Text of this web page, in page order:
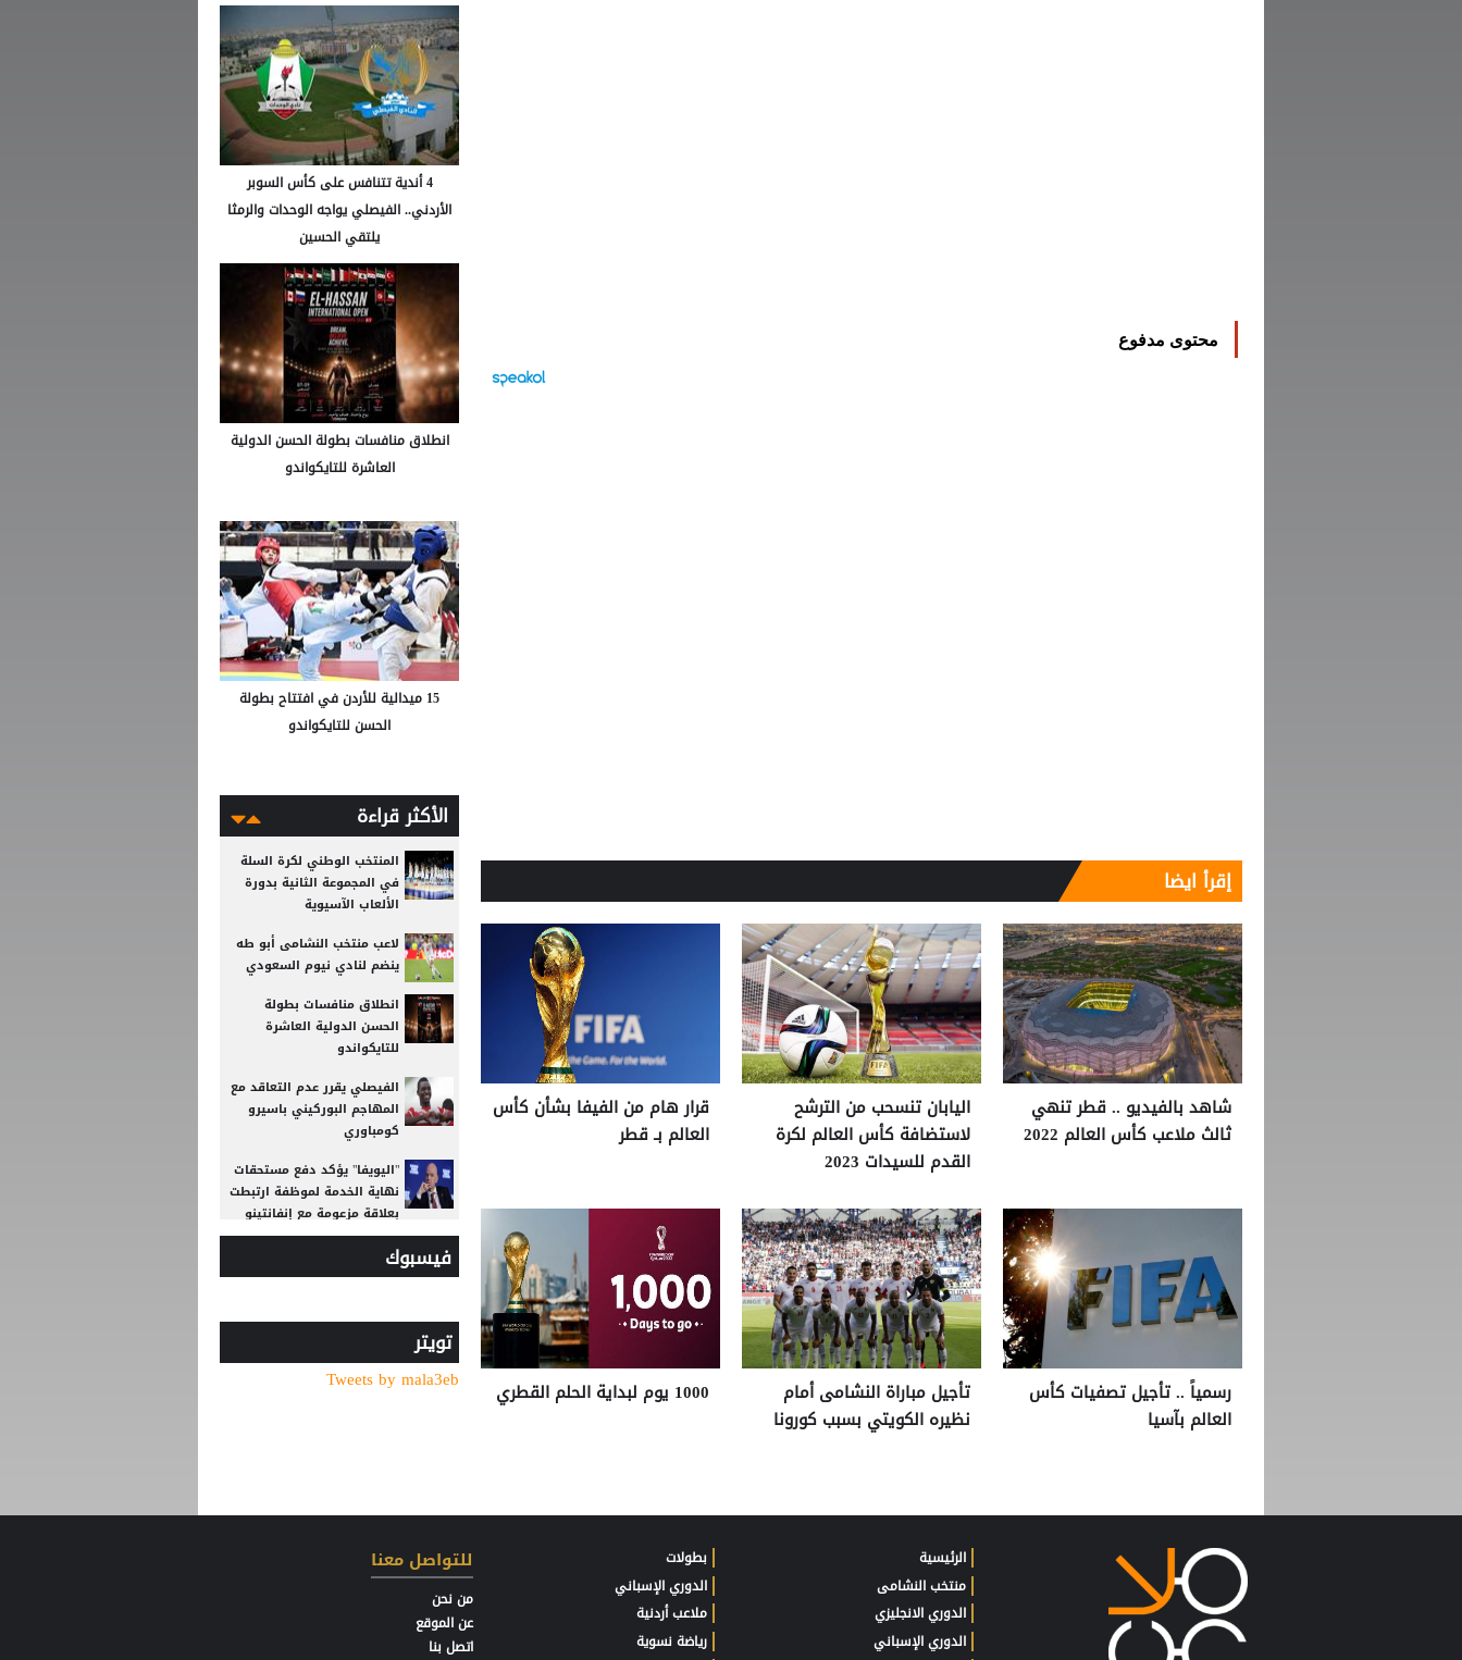
محتوى مدفوع
إقرأ ايضا
شاهد بالفيديو .. قطر تنهي
ثالث ملاعب كأس العالم 2022
اليابان تنسحب من الترشح
لاستضافة كأس العالم لكرة
القدم للسيدات 2023
قرار هام من الفيفا بشأن كأس
العالم بـ قطر
رسمياً .. تأجيل تصفيات كأس
العالم بآسيا
تأجيل مباراة النشامى أمام
نظيره الكويتي بسبب كورونا
1000 يوم لبداية الحلم القطري
4 أندية تتنافس على كأس السوبر
الأردني.. الفيصلي يواجه الوحدات والرمثا
يلتقي الحسين
انطلاق منافسات بطولة الحسن الدولية
العاشرة للتايكواندو
15 ميدالية للأردن في افتتاح بطولة
الحسن للتايكواندو
الأكثر قراءة
المنتخب الوطني لكرة السلة
في المجموعة الثانية بدورة
الألعاب الآسيوية
لاعب منتخب النشامى أبو طه
ينضم لنادي نيوم السعودي
انطلاق منافسات بطولة
الحسن الدولية العاشرة
للتايكواندو
الفيصلي يقرر عدم التعاقد مع
المهاجم البوركيني باسيرو
كومباوري
"اليويفا" يؤكد دفع مستحقات
نهاية الخدمة لموظفة ارتبطت
بعلاقة مزعومة مع إنفانتينو
مع انطلاق الموسم الكروي..
تطبيق تقنية حكم الفيديو
السوبر الأردني.. الفيصلي
يواجه الوحدات والرمثا يلتقي
فيسبوك
تويتر
Tweets by mala3eb
الرئيسية
منتخب النشامى
الدوري الانجليزي
الدوري الإسباني
بطولات
الدوري الإسباني
ملاعب أردنية
رياضة نسوية
للتواصل معنا
من نحن
عن الموقع
اتصل بنا